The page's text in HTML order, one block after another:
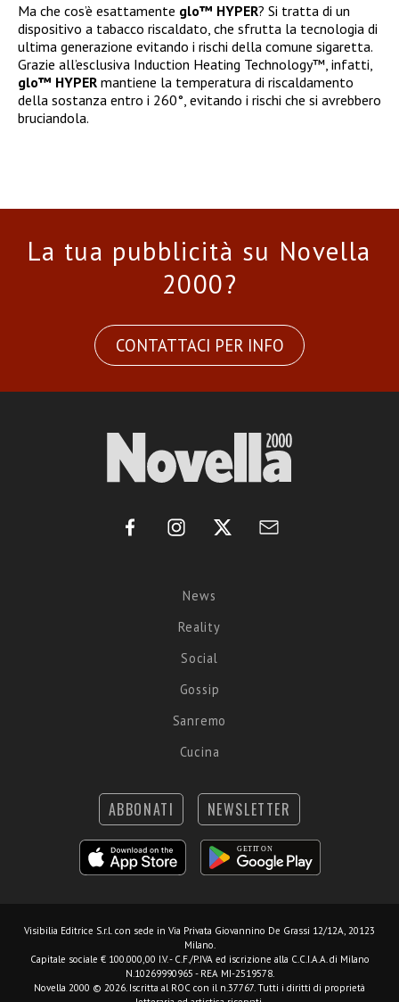
Ma che cos’è esattamente glo™ HYPER? Si tratta di un
dispositivo a tabacco riscaldato, che sfrutta la tecnologia di
ultima generazione evitando i rischi della comune sigaretta.
Grazie all’esclusiva Induction Heating Technology™, infatti,
glo™ HYPER mantiene la temperatura di riscaldamento
della sostanza entro i 260°, evitando i rischi che si avrebbero
bruciandola.
La tua pubblicità su Novella
2000?
CONTATTACI PER INFO
News
Reality
Social
Gossip
Sanremo
Cucina
ABBONATI NEWSLETTER
Visibilia Editrice S.r.l. con sede in Via Privata Giovannino De Grassi 12/12A, 20123
Milano.
Capitale sociale € 100.000,00 I.V. - C.F./P.IVA ed iscrizione alla C.C.I.A.A. di Milano
N.10269990965 - REA MI-2519578.
Novella 2000 © 2026. Iscritta al ROC con il n.37767. Tutti i diritti di proprietà